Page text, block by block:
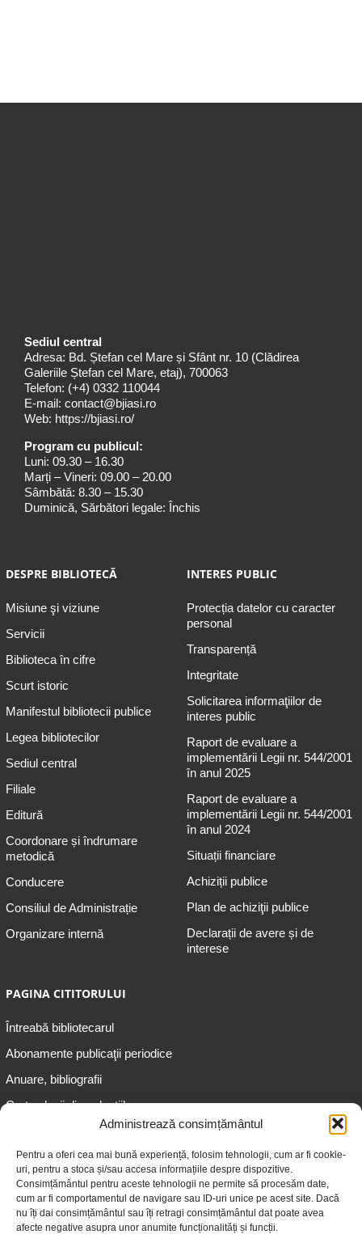
Administrează consimțământul
Pentru a oferi cea mai bună experiență, folosim tehnologii, cum ar fi cookie-
uri, pentru a stoca și/sau accesa informațiile despre dispozitive.
Consimțământul pentru aceste tehnologii ne permite să procesăm date,
cum ar fi comportamentul de navigare sau ID-uri unice pe acest site. Dacă
nu îți dai consimțământul sau îți retragi consimțământul dat poate avea
afecte negative asupra unor anumite funcționalități și funcții.
Sediul central
Adresa: Bd. Ștefan cel Mare și Sfânt nr. 10 (Clădirea
Galeriile Ștefan cel Mare, etaj), 700063
Telefon: (+4) 0332 110044
E-mail: contact@bjiasi.ro
Web: https://bjiasi.ro/
Program cu publicul:
Luni: 09.30 – 16.30
Marți – Vineri: 09.00 – 20.00
Sâmbătă: 8.30 – 15.30
Duminică, Sărbători legale: Închis
DESPRE BIBLIOTECĂ
Misiune şi viziune
Servicii
Biblioteca în cifre
Scurt istoric
Manifestul bibliotecii publice
Legea bibliotecilor
Sediul central
Filiale
Editură
Coordonare și îndrumare
metodică
Conducere
Consiliul de Administrație
Organizare internă
INTERES PUBLIC
Protecția datelor cu caracter
personal
Transparență
Integritate
Solicitarea informaţiilor de
interes public
Raport de evaluare a
implementării Legii nr. 544/2001
în anul 2025
Raport de evaluare a
implementării Legii nr. 544/2001
în anul 2024
Situații financiare
Achiziții publice
Plan de achiziţii publice
Declarații de avere și de
interese
PAGINA CITITORULUI
Întreabă bibliotecarul
Abonamente publicaţii periodice
Anuare, bibliografii
Cartea lunii din colecțiile
Informații pentru adolescenți
Informații pentru adulți
Informații pentru seniori